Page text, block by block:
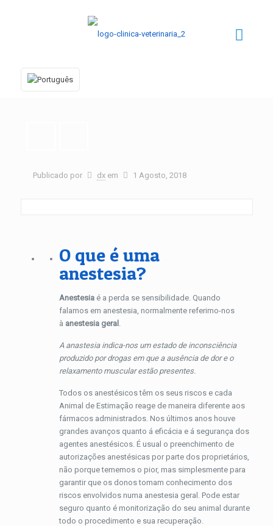
Publicado por dx em 1 Agosto, 2018
O que é uma
anestesia?
Anestesia é a perda se sensibilidade. Quando
falamos em anestesia, normalmente referimo-nos
à anestesia geral .
A anastesia indica-nos um estado de inconsciência
produzido por drogas em que a ausência de dor e o
relaxamento muscular estão presentes.
Todos os anestésicos têm os seus riscos e cada
Animal de Estimação reage de maneira diferente aos
fármacos administrados. Nos últimos anos houve
grandes avanços quanto á eficácia e á segurança dos
agentes anestésicos. É usual o preenchimento de
autorizações anestésicas por parte dos proprietários,
não porque tememos o pior, mas simplesmente para
garantir que os donos tomam conhecimento dos
riscos envolvidos numa anestesia geral. Pode estar
seguro quanto é monitorização do seu animal durante
todo o procedimento e sua recuperação.